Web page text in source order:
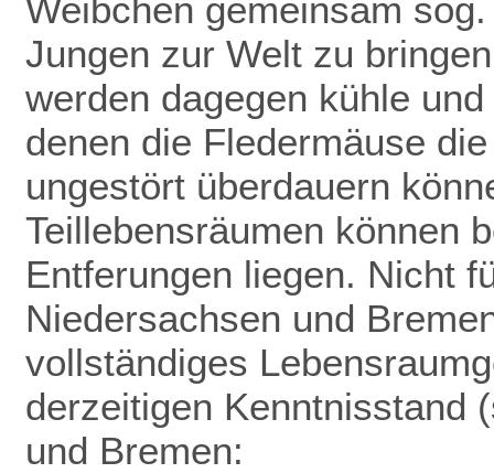
Weibchen gemeinsam
Jungen zur Welt zu
werden dagegen kühle
denen die Fledermäuse
ungestört überdauern
Teillebensräumen können
Entferungen liegen. Nicht
Niedersachsen und
vollständiges
derzeitigen Kenntnisstand
und Bremen: